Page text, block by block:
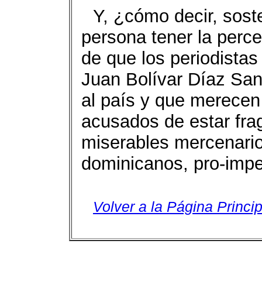
Y, ¿cómo decir,
persona tener la
de que los
Juan Bolívar Díaz
al país y que
acusados de estar
miserables
dominicanos, pro-
Volver a la Página